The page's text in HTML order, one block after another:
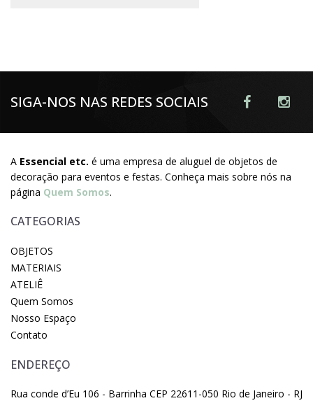
SIGA-NOS NAS REDES SOCIAIS
A Essencial etc. é uma empresa de aluguel de objetos de
decoração para eventos e festas. Conheça mais sobre nós na
página Quem Somos.
CATEGORIAS
OBJETOS
MATERIAIS
ATELIÊ
Quem Somos
Nosso Espaço
Contato
ENDEREÇO
Rua conde d’Eu 106 - Barrinha CEP 22611-050 Rio de Janeiro - RJ